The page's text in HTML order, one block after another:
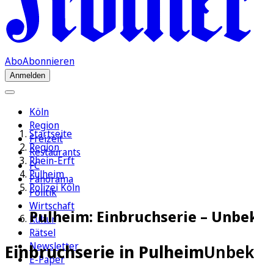
AboAbonnieren
Anmelden
Köln
Region
Freizeit
Restaurants
FC
Panorama
Politik
Wirtschaft
Kultur
Rätsel
Newsletter
E-Paper
Startseite
Region
Rhein-Erft
Pulheim
Polizei Köln
Pulheim: Einbruchserie –
Einbruchserie in Pulheim